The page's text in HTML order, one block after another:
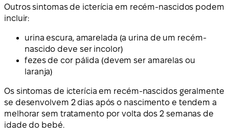
Outros sintomas de icterícia em recém-nascidos podem
incluir:
urina escura, amarelada (a urina de um recém-
nascido deve ser incolor)
fezes de cor pálida (devem ser amarelas ou
laranja)
Os sintomas de icterícia em recém-nascidos geralmente
se desenvolvem 2 dias após o nascimento e tendem a
melhorar sem tratamento por volta dos 2 semanas de
idade do bebé.